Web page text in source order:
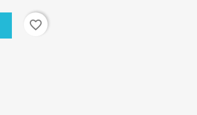
favorite_border